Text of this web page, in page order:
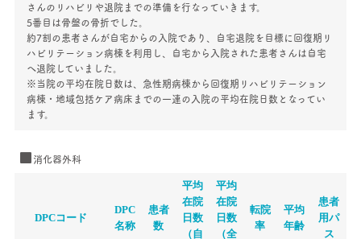
さんのリハビリや退院までの準備を行なっていきます。
5番目は骨盤の骨折でした。
約7割の患者さんが自宅からの入院であり、自宅退院を目標に回復期リ
ハビリテーション病棟を利用し、自宅から入院された患者さんは自宅
へ退院していました。
※当院の平均在院日数は、急性期病棟から回復期リハビリテーション
病棟・地域包括ケア病床までの一連の入院の平均在院日数となってい
ます。
消化器外科
DPCコード
DPC
名称
患者
数
平均
在院
日数
（自
平均
在院
日数
（全
転院
率
平均
年齢
患者
用パ
ス